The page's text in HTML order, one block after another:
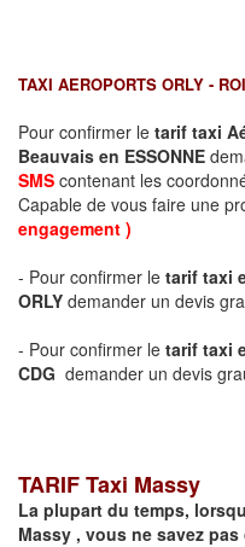
TAXI AEROPORTS ORLY -
Pour confirmer le tarif taxi
Beauvais en ESSONNE
SMS contenant les
Capable de vous faire une
engagement )
- Pour confirmer le tarif taxi
ORLY demander un devis
- Pour confirmer le tarif taxi
CDG demander un devis
TARIF Taxi Massy
La plupart du temps,
Massy , vous ne savez pas